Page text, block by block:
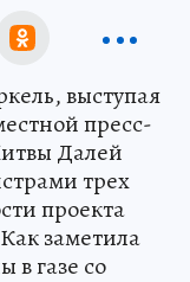
выступая
пресс-
Далей
трех
проекта
заметила
в газе со